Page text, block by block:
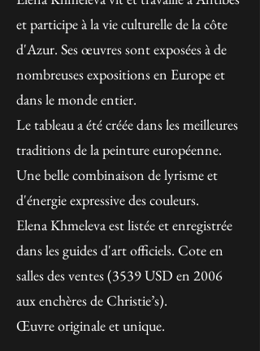
et participe à la vie culturelle de la côte
d'Azur. Ses œuvres sont exposées à de
nombreuses expositions en Europe et
dans le monde entier.
Le tableau a été créée dans les meilleures
traditions de la peinture européenne.
Une belle combinaison de lyrisme et
d'énergie expressive des couleurs.
Elena Khmeleva est listée et enregistrée
dans les guides d'art officiels. Cote en
salles des ventes (3539 USD en 2006
aux enchères de Christie’s).
Œuvre originale et unique.